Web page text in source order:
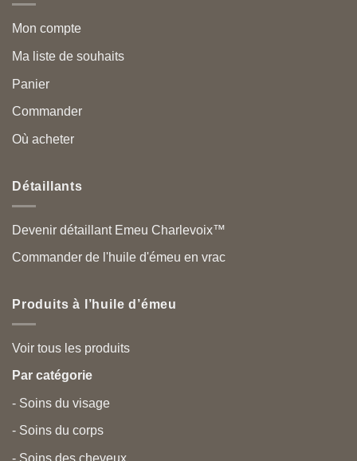
Mon compte
Ma liste de souhaits
Panier
Commander
Où acheter
Détaillants
Devenir détaillant Emeu Charlevoix™
Commander de l'huile d'émeu en vrac
Produits à l’huile d’émeu
Voir tous les produits
Par catégorie
- Soins du visage
- Soins du corps
- Soins des cheveux